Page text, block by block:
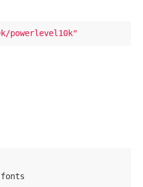
powerlevel10k"
fonts